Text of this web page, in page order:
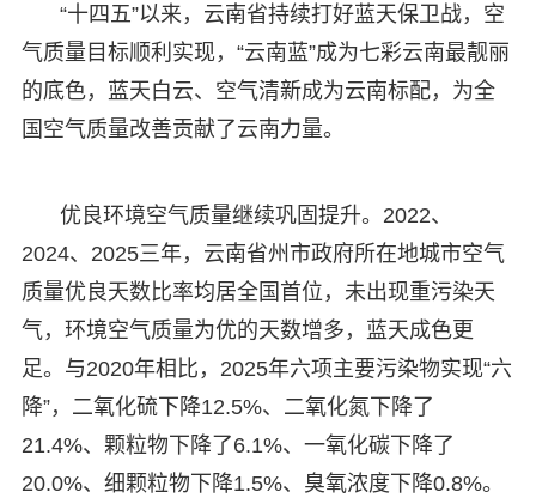
“十四五”以来，云南省持续打好蓝天保卫战，空
气质量目标顺利实现，“云南蓝”成为七彩云南最靓丽
的底色，蓝天白云、空气清新成为云南标配，为全
国空气质量改善贡献了云南力量。
优良环境空气质量继续巩固提升。2022、
2024、 2025三年，云南省州市政府所在地城市空气
质量优良天数比率均居全国首位，未出现重污染天
气，环境空气质量为优的天数增多，蓝天成色更
足。与2020年相比，2025年六项主要污染物实现“六
降”，二氧化硫下降12.5%、二氧化氮下降了
21.4%、颗粒物下降了6.1%、一氧化碳下降了
20.0%、细颗粒物下降1.5%、臭氧浓度下降0.8%。